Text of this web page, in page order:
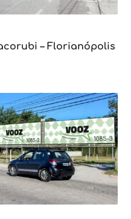
– Florianópolis